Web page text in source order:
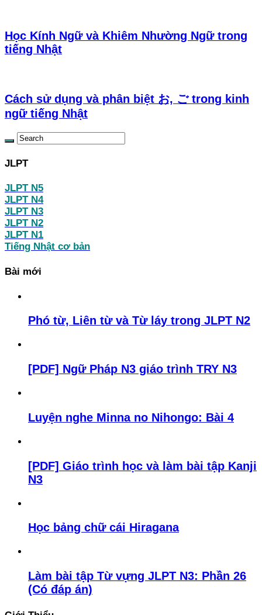
Học Kính Ngữ và Khiêm Nhường Ngữ trong
tiếng Nhật
Cách sử dụng và phân biệt お, ご trong kinh
ngữ tiếng Nhật
JLPT
JLPT N5
JLPT N4
JLPT N3
JLPT N2
JLPT N1
Tiếng Nhật cơ bản
Bài mới
Phó từ, Liên từ và Từ láy trong JLPT N2
[PDF] Ngữ Pháp N3 giáo trình TRY N3
Luyện nghe Minna no Nihongo: Bài 4
[PDF] Giáo trình học và làm bài tập Kanji
N3
Học bảng chữ cái Hiragana
Làm bài tập Từ vựng JLPT N3: Phần 26
(Có đáp án)